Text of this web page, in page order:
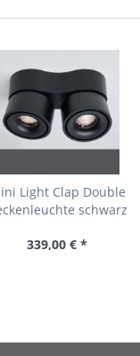
Light Clap Double
schwarz
339,00 € *